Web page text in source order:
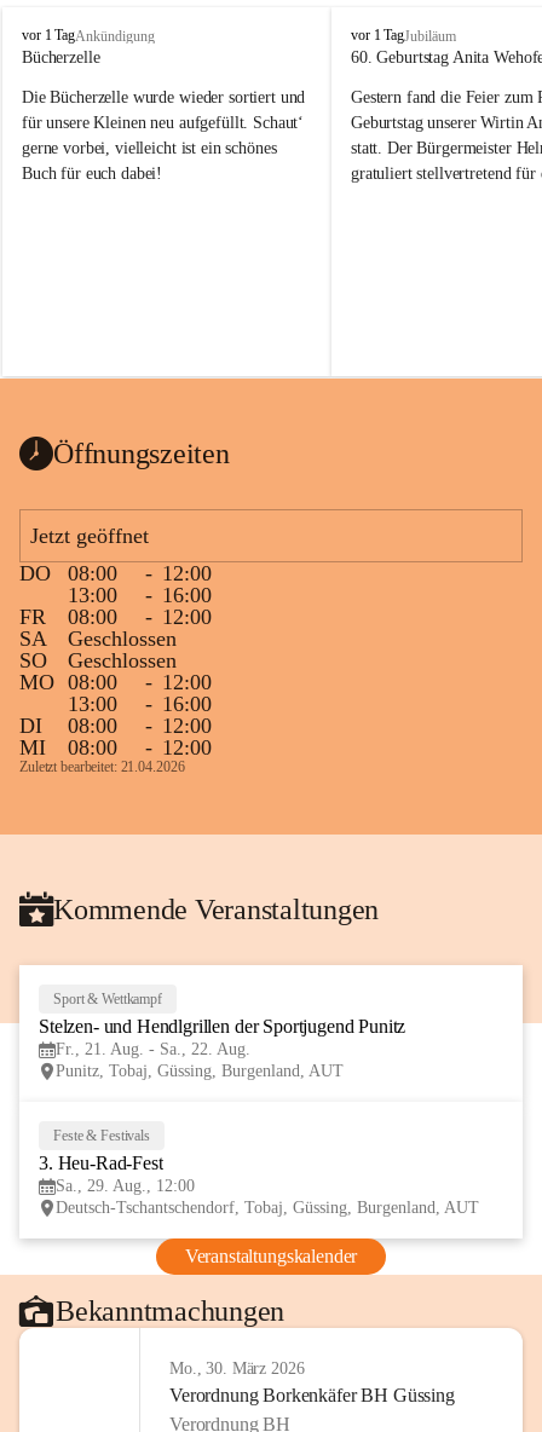
T
o
a
j
vor 1 TagAnkündigung
Bücherzelle
Die Bücherzelle wurde wieder sortiert und
für unsere Kleinen neu aufgefüllt. Schaut‘
gerne vorbei, vielleicht ist ein schönes
Buch für euch dabei!
Wanduhr (!) benutzt und musste
Das Gemeindeamt freut sich sehr über die
Spende >lesenswerter< Bücher und
vorsortiert in die Bücherzelle eingeräumt
werden können.
Gleichzeitig möchten wir uns bei all Jenen
sehr herzlich bedanken, die bereits viele
tolle Bücher spendiert haben.
T
o
a
j
vor 1 TagJubiläum
60. Geburtstag Anita
Gestern fand die Feier zum
Geburtstag unserer Wirtin
statt. Der Bürgermeister
gratuliert stellvertretend für
Gesundheit, Gelassenheit
Öffnungszeiten
Jetzt geöffnet
DO
08:00 - 12:00
13:00
- 16:00
FR
08:00 - 12:00
SA
Geschlossen
SO
Geschlossen
MO 08:00 - 12:00
13:00
- 16:00
DI
08:00 - 12:00
MI
08:00 - 12:00
Zuletzt bearbeitet: 21.04.2026
Kommende Veranstaltungen
Sport & Wettkampf
Stelzen- und Hendlgrillen der Sportjugend Punitz
Fr., 21. Aug. - Sa., 22. Aug.
Punitz, Tobaj, Güssing, Burgenland, AUT
Feste & Festivals
3. Heu-Rad-Fest
Sa., 29. Aug., 12:00
Deutsch-Tschantschendorf, Tobaj, Güssing, Burgenland, AUT
Veranstaltungskalender
Bekanntmachungen
Mo., 30. März 2026
Verordnung Borkenkäfer BH Güssing
Verordnung BH